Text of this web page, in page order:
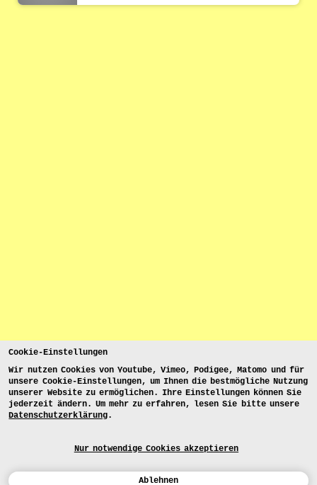
Cookie-Einstellungen
Wir nutzen Cookies von Youtube, Vimeo, Podigee, Matomo und für
unsere Cookie-Einstellungen, um Ihnen die bestmögliche Nutzung
unserer Website zu ermöglichen. Ihre Einstellungen können Sie
jederzeit ändern. Um mehr zu erfahren, lesen Sie bitte unsere
Datenschutzerklärung.
Nur notwendige Cookies akzeptieren
Ablehnen